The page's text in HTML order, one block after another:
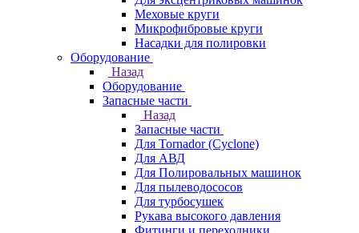
Меховые круги
Микрофибровые круги
Насадки для полировки
Оборудование
Назад
Оборудование
Запасные части
Назад
Запасные части
Для Tornador (Cyclone)
Для АВД
Для Полировальных машинок
Для пылеводососов
Для турбосушек
Рукава высокого давления
Фитинги и переходники